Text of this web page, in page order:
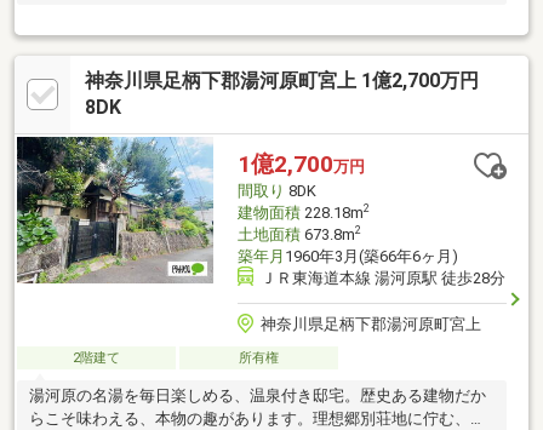
神奈川県足柄下郡湯河原町宮上 1億2,700万円
8DK
1億2,700万円
間取り 8DK
建物面積228.18m2
土地面積673.8m2
築年月 1960年3月(築66年6ヶ月)
ＪＲ東海道本線 湯河原駅 徒歩28分
神奈川県足柄下郡湯河原町宮上
2階建て 所有権
湯河原の名湯を毎日楽しめる、温泉付き邸宅。歴史ある建物だか
らこそ味わえる、本物の趣があります。理想郷別荘地に佇む、緑